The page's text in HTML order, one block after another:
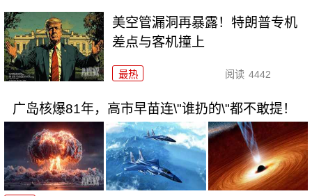
美空管漏洞再暴露！特朗普专机
差点与客机撞上
最热 阅读 4442
广岛核爆81年，高市早苗连\"谁扔的\"都不敢提！